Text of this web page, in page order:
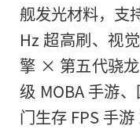
舰发光材料，支
Hz 超高刷、视
擎 × 第五代骁
级 MOBA 手游
门生存 FPS 手游